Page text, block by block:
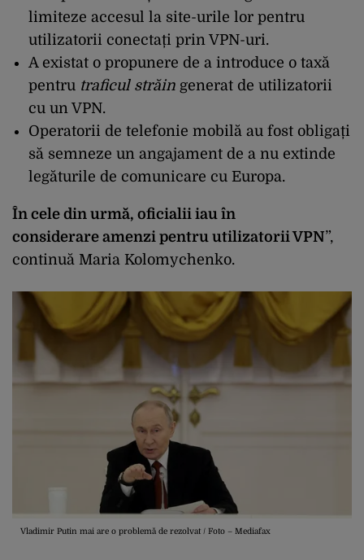
limiteze accesul la site-urile lor pentru
utilizatorii conectați prin VPN-uri.
A existat o propunere de a introduce o taxă
pentru traficul străin generat de utilizatorii
cu un VPN.
Operatorii de telefonie mobilă au fost obligați
să semneze un angajament de a nu extinde
legăturile de comunicare cu Europa.
În cele din urmă, oficialii iau în
considerare amenzi pentru utilizatorii VPN”,
continuă Maria Kolomychenko.
Vladimir Putin mai are o problemă de rezolvat / Foto – Mediafax